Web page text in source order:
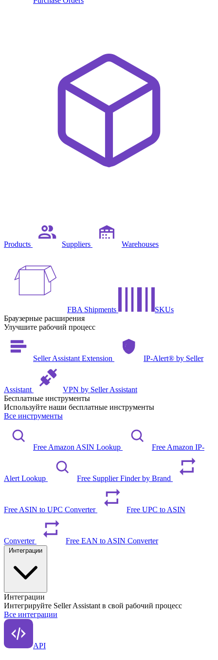
Products Suppliers Warehouses
FBA Shipments
SKUs
Браузерные расширения
Улучшите рабочий процесс
Seller Assistant Extension IP-Alert® by Seller
Assistant
VPN by Seller Assistant
Бесплатные инструменты
Используйте наши бесплатные инструменты
Все инструменты
Free Amazon ASIN Lookup Free Amazon IP-
Alert Lookup Free Supplier Finder by Brand
Free ASIN to UPC Converter Free UPC to ASIN
Converter Free EAN to ASIN Converter
Интеграции
Интегрируйте Seller Assistant в свой рабочий процесс
Все интеграции
API